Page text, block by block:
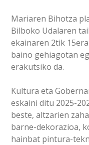
Mariaren Bihotza
Bilboko Udalaren
ekainaren 2tik
baino gehiagotan
erakutsiko da.
Kultura eta
eskaini ditu 2025-
beste, altzarien
barne-dekorazioa,
hainbat pintura-